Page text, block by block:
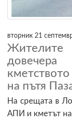
вторник 21
на пътя
На срещата в
АПИ и кметът